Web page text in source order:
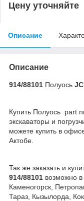
Цену уточняйте
Описание
Описание
914/88101 Полуось
Купить Полуось part
экскаваторы и
можете купить в
Актобе.
Так же заказать и
914/88101 возможно в
Каменогорск,
Тараз, Кызылорда,